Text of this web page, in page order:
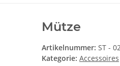
Mütze
Artikelnummer: ST -
Kategorie: Accessoires